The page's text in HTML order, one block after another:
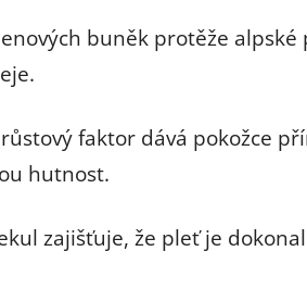
buněk protěže
faktor dává pokožce
hutnost.
zajišťuje, že pleť je